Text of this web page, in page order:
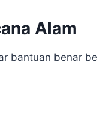
Alam
bantuan benar